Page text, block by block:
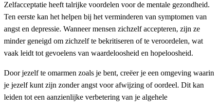
Zelfacceptatie heeft talrijke voordelen voor de mentale gezondheid.
Ten eerste kan het helpen bij het verminderen van symptomen van
angst en depressie. Wanneer mensen zichzelf accepteren, zijn ze
minder geneigd om zichzelf te bekritiseren of te veroordelen, wat
vaak leidt tot gevoelens van waardeloosheid en hopeloosheid.
Door jezelf te omarmen zoals je bent, creëer je een omgeving waarin
je jezelf kunt zijn zonder angst voor afwijzing of oordeel. Dit kan
leiden tot een aanzienlijke verbetering van je algehele